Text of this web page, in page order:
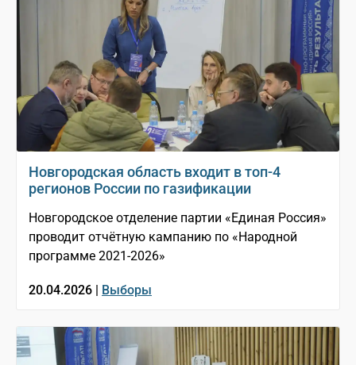
Новгородская область входит в топ-4
регионов России по газификации
Новгородское отделение партии «Единая Россия»
проводит отчётную кампанию по «Народной
программе 2021-2026»
20.04.2026 | Выборы